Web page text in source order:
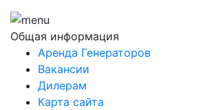
Общая информация
Аренда Генераторов
Вакансии
Дилерам
Карта сайта